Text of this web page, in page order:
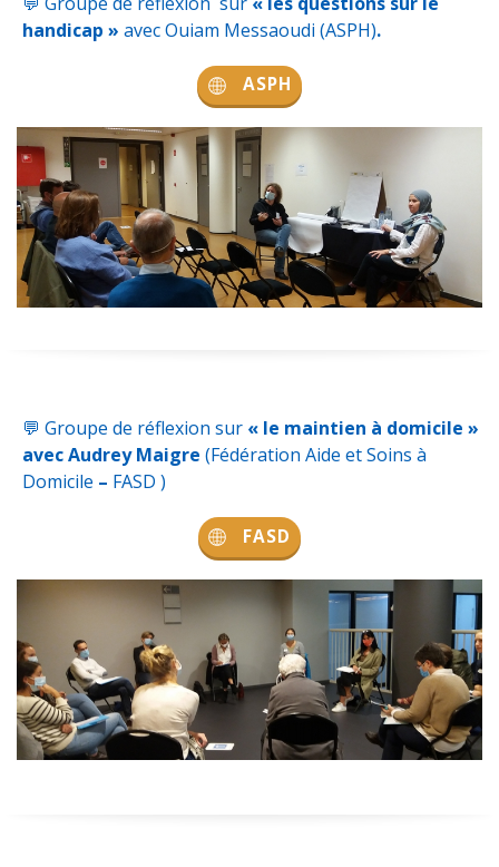
handicap » avec Ouiam Messaoudi (ASPH).
ASPH
💬 Groupe de réflexion sur « le maintien à domicile »
avec Audrey Maigre (Fédération Aide et Soins à
Domicile – FASD )
FASD